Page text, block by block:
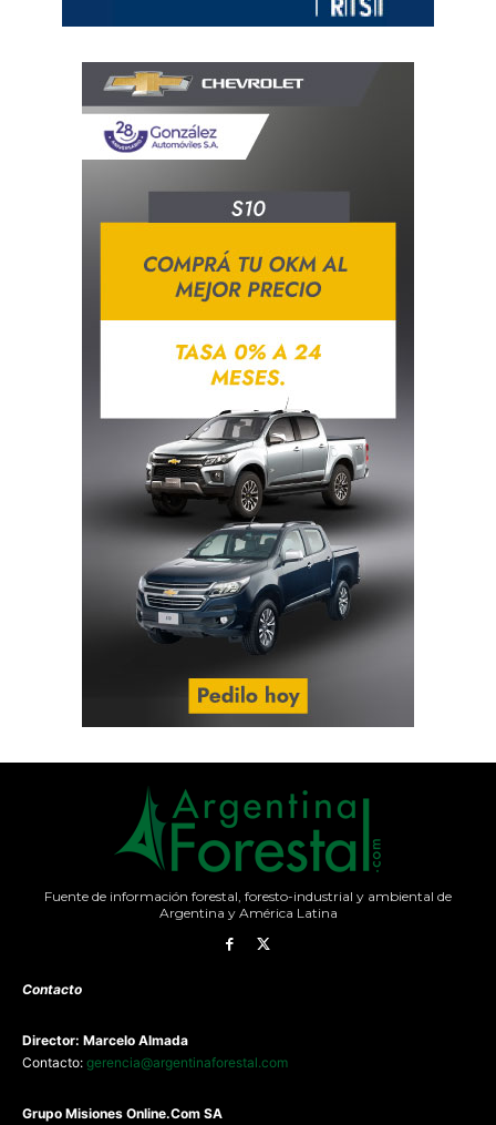
Fuente de información forestal, foresto-industrial y ambiental de
Argentina y América Latina
Contacto
Director: Marcelo Almada
Contacto: gerencia@argentinaforestal.com
Grupo Misiones Online.Com SA